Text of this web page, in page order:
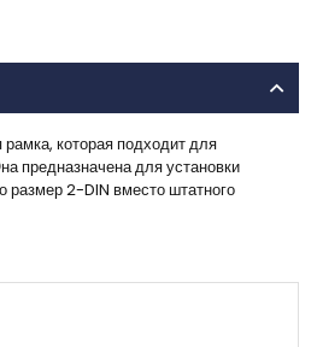
которая подходит для
предназначена для установки
размер 2-DIN вместо штатного